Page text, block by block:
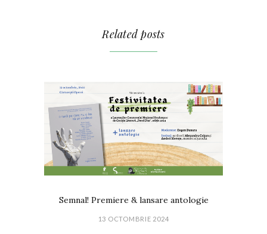
Related posts
Semnal! Premiere & lansare antologie
13 OCTOMBRIE 2024